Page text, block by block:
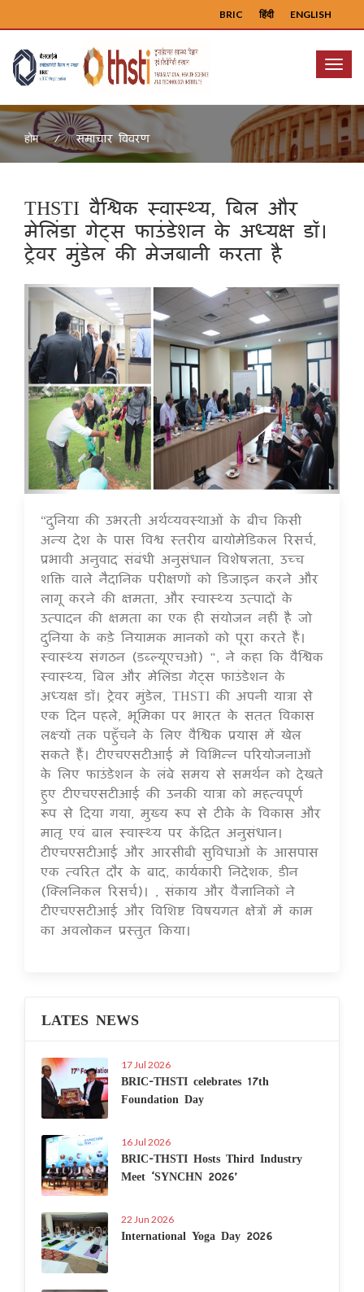
ENGLISH
हिंदी
BRIC
Menu
होम समाचार विवरण
THSTI वैश्विक स्वास्थ्य, बिल और
मेलिंडा गेट्स फाउंडेशन के अध्यक्ष डॉ।
ट्रेवर मुंडेल की मेजबानी करता है
Previous Next
16 Jul 2020
“दुनिया की उभरती अर्थव्यवस्थाओं के बीच किसी
अन्य देश के पास विश्व स्तरीय बायोमेडिकल रिसर्च,
प्रभावी अनुवाद संबंधी अनुसंधान विशेषज्ञता, उच्च
शक्ति वाले नैदानिक परीक्षणों को डिजाइन करने और
लागू करने की क्षमता, और स्वास्थ्य उत्पादों के
उत्पादन की क्षमता का एक ही संयोजन नहीं है जो
दुनिया के कड़े नियामक मानकों को पूरा करते हैं।
स्वास्थ्य संगठन (डब्ल्यूएचओ) ", ने कहा कि वैश्विक
स्वास्थ्य, बिल और मेलिंडा गेट्स फाउंडेशन के
अध्यक्ष डॉ। ट्रेवर मुंडेल, THSTI की अपनी यात्रा से
एक दिन पहले, भूमिका पर भारत के सतत विकास
लक्ष्यों तक पहुँचने के लिए वैश्विक प्रयास में खेल
सकते हैं। टीएचएसटीआई में विभिन्न परियोजनाओं
के लिए फाउंडेशन के लंबे समय से समर्थन को देखते
हुए टीएचएसटीआई की उनकी यात्रा को महत्वपूर्ण
रूप से दिया गया, मुख्य रूप से टीके के विकास और
मातृ एवं बाल स्वास्थ्य पर केंद्रित अनुसंधान।
टीएचएसटीआई और आरसीबी सुविधाओं के आसपास
एक त्वरित दौर के बाद, कार्यकारी निदेशक, डीन
(क्लिनिकल रिसर्च)। , संकाय और वैज्ञानिकों ने
टीएचएसटीआई और विशिष्ट विषयगत क्षेत्रों में काम
का अवलोकन प्रस्तुत किया।
LATES NEWS
17 Jul 2026
BRIC-THSTI celebrates 17th
Foundation Day
16 Jul 2026
BRIC-THSTI Hosts Third Industry
Meet ‘SYNCHN 2026’
22 Jun 2026
International Yoga Day 2026